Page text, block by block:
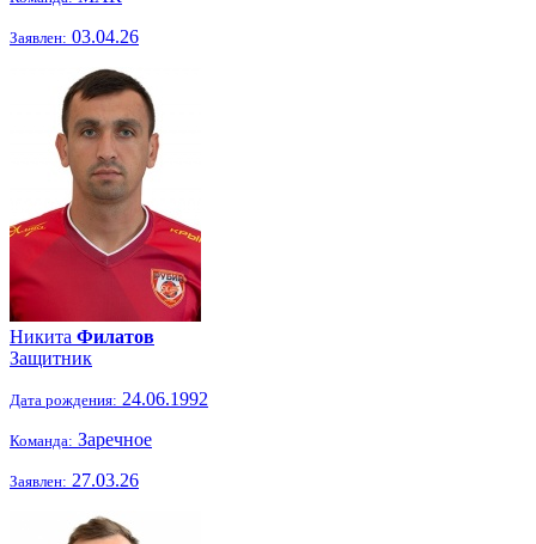
Заявлен: 03.04.26
Никита Филатов
Защитник
Дата рождения: 24.06.1992
Команда: Заречное
Заявлен: 27.03.26